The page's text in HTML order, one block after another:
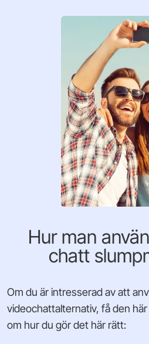
Hur man
chatt
Om du är intresserad av att
videochattalternativ, få den
om hur du gör det här rätt: